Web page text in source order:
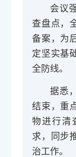
会议
查盘点，
备案，为
定坚实基
全防线。
据悉
结束，重
物进行清
求，同步
治工作。